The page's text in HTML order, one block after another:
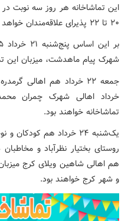
۲۰ تا ۲۲ پذیرای علاقه‌مندان خواهد بود.
شهرک پیام ماهدشت، میزبان این
خرداد اهالی شهرک چمران
تماشاخانه خواهند بود.
یک‌شنبه ۲۴ خرداد هم
هم اهالی شاهین ویلای کرج میزبان
و شهر کرج خواهند بود.